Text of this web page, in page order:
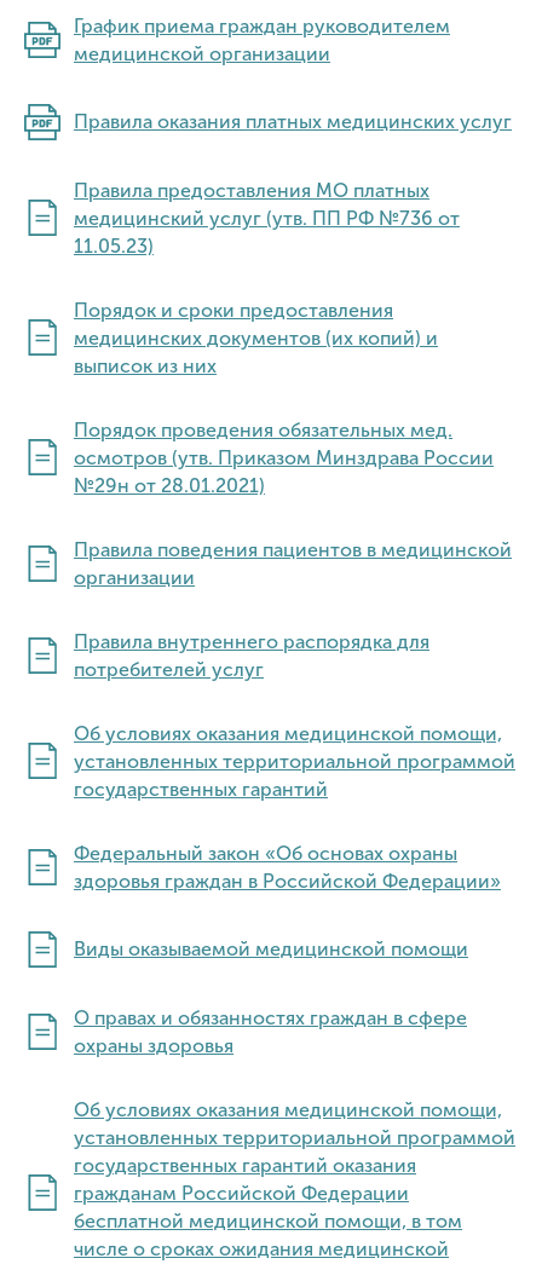
График приема граждан руководителем
медицинской организации
Правила оказания платных медицинских услуг
Правила предоставления МО платных
медицинский услуг (утв. ПП РФ №736 от
11.05.23)
Порядок и сроки предоставления
медицинских документов (их копий) и
выписок из них
Порядок проведения обязательных мед.
осмотров (утв. Приказом Минздрава России
№29н от 28.01.2021)
Правила поведения пациентов в медицинской
организации
Правила внутреннего распорядка для
потребителей услуг
Об условиях оказания медицинской помощи,
установленных территориальной программой
государственных гарантий
Федеральный закон «Об основах охраны
здоровья граждан в Российской Федерации»
Виды оказываемой медицинской помощи
О правах и обязанностях граждан в сфере
охраны здоровья
Об условиях оказания медицинской помощи,
установленных территориальной программой
государственных гарантий оказания
гражданам Российской Федерации
бесплатной медицинской помощи, в том
числе о сроках ожидания медицинской